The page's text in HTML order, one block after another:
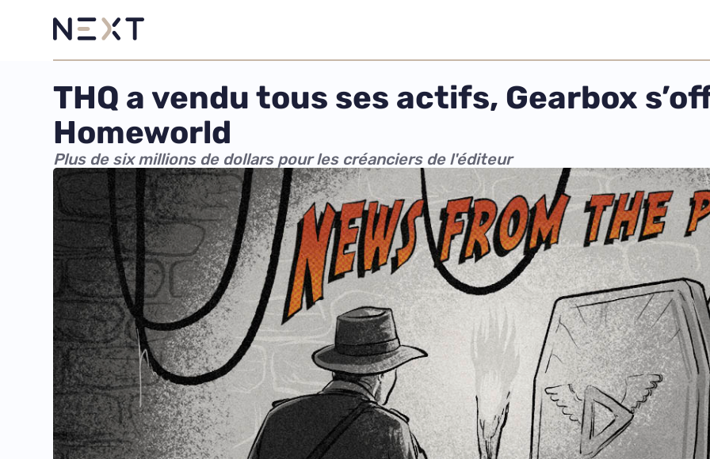
THQ a vendu tous ses actifs, Gearbox
Homeworld
Plus de six millions de dollars pour les créanciers de l'éditeur